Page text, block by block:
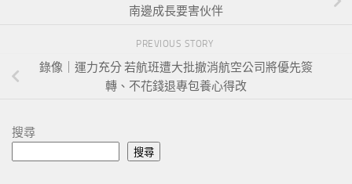
南邊成長要害伙伴
PREVIOUS STORY
錄像｜運力充分 若航班遭大批撤消航空公司將優先簽
轉、不花錢退專包養心得改
搜尋
搜尋